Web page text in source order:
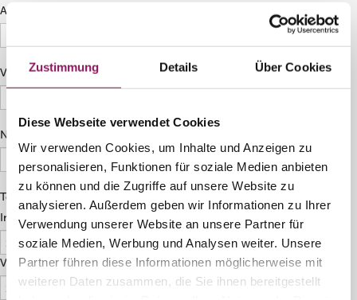
Zustimmung Details Über Cookies
Diese Webseite verwendet Cookies
Wir verwenden Cookies, um Inhalte und Anzeigen zu
personalisieren, Funktionen für soziale Medien anbieten
zu können und die Zugriffe auf unsere Website zu
analysieren. Außerdem geben wir Informationen zu Ihrer
Verwendung unserer Website an unsere Partner für
soziale Medien, Werbung und Analysen weiter. Unsere
Partner führen diese Informationen möglicherweise mit
weiteren Daten zusammen, die Sie ihnen bereitgestellt
Anrede
Vorname*
Nachname
Telefonnummer
Intl. Vorwahl*
Vorwahl*